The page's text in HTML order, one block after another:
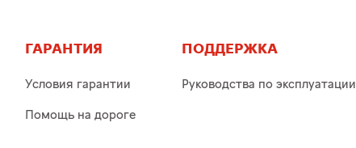
ГАРАНТИЯ
Условия гарантии
Помощь на дороге
ПОДДЕРЖКА
Руководства по эксплуатации